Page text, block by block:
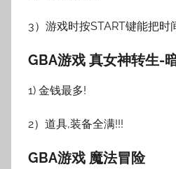
3）游戏时按START键能把时
GBA游戏 真女神转生-
1) 金钱最多!
2）道具,装备全满!!!
GBA游戏 魔法冒险